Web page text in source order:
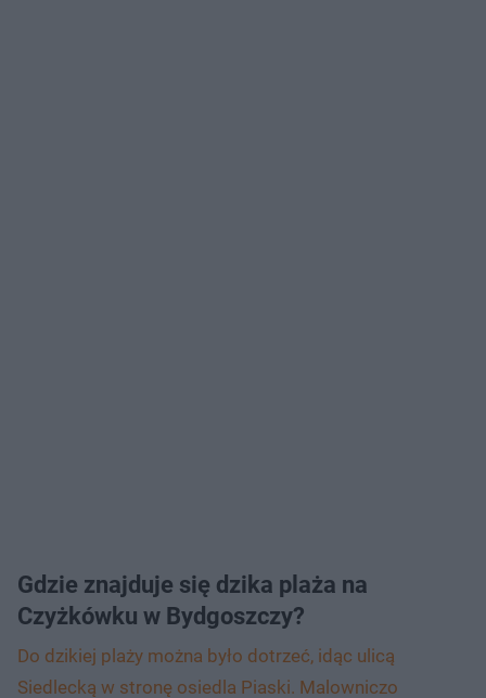
Gdzie znajduje się dzika plaża na
Czyżkówku w Bydgoszczy?
Do dzikiej plaży można było dotrzeć, idąc ulicą
Siedlecką w stronę osiedla Piaski. Malowniczo